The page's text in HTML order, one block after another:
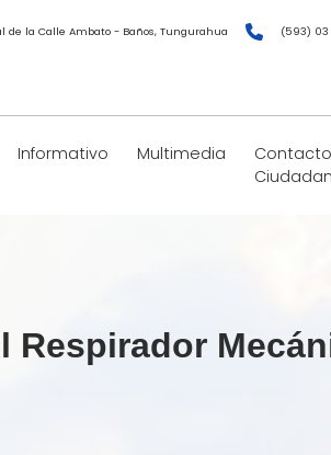
de la Calle Ambato - Baños, Tungurahua (593) 03
Informativo Multimedia
Contacto
Respirador